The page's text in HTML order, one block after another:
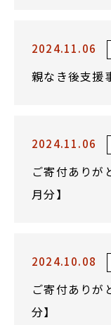
2024.11.06
親なき後支援
2024.11.06
ご寄付ありが
月分】
2024.10.08
ご寄付ありが
分】